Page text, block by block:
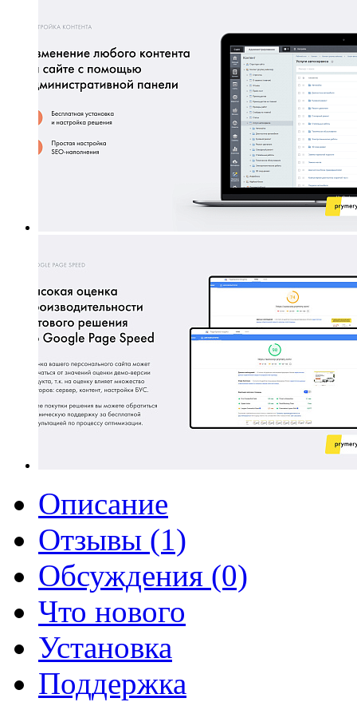
Описание
Отзывы (1)
Обсуждения (0)
Что нового
Установка
Поддержка